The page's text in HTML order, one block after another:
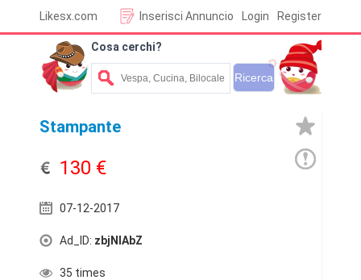
Likesx.com Login Register
Inserisci Annuncio
Cosa cerchi?
Stampante
130 €
07-12-2017
Ad_ID: zbjNlAbZ
35 times